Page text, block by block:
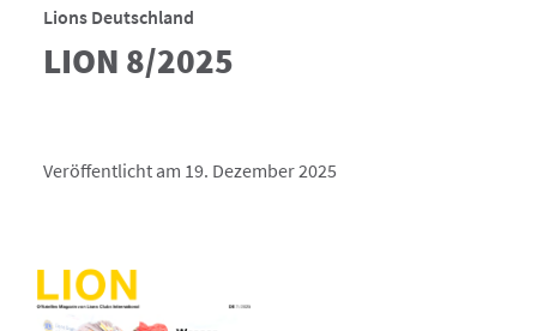
Lions Deutschland
LION 8/2025
Veröffentlicht am 19. Dezember 2025